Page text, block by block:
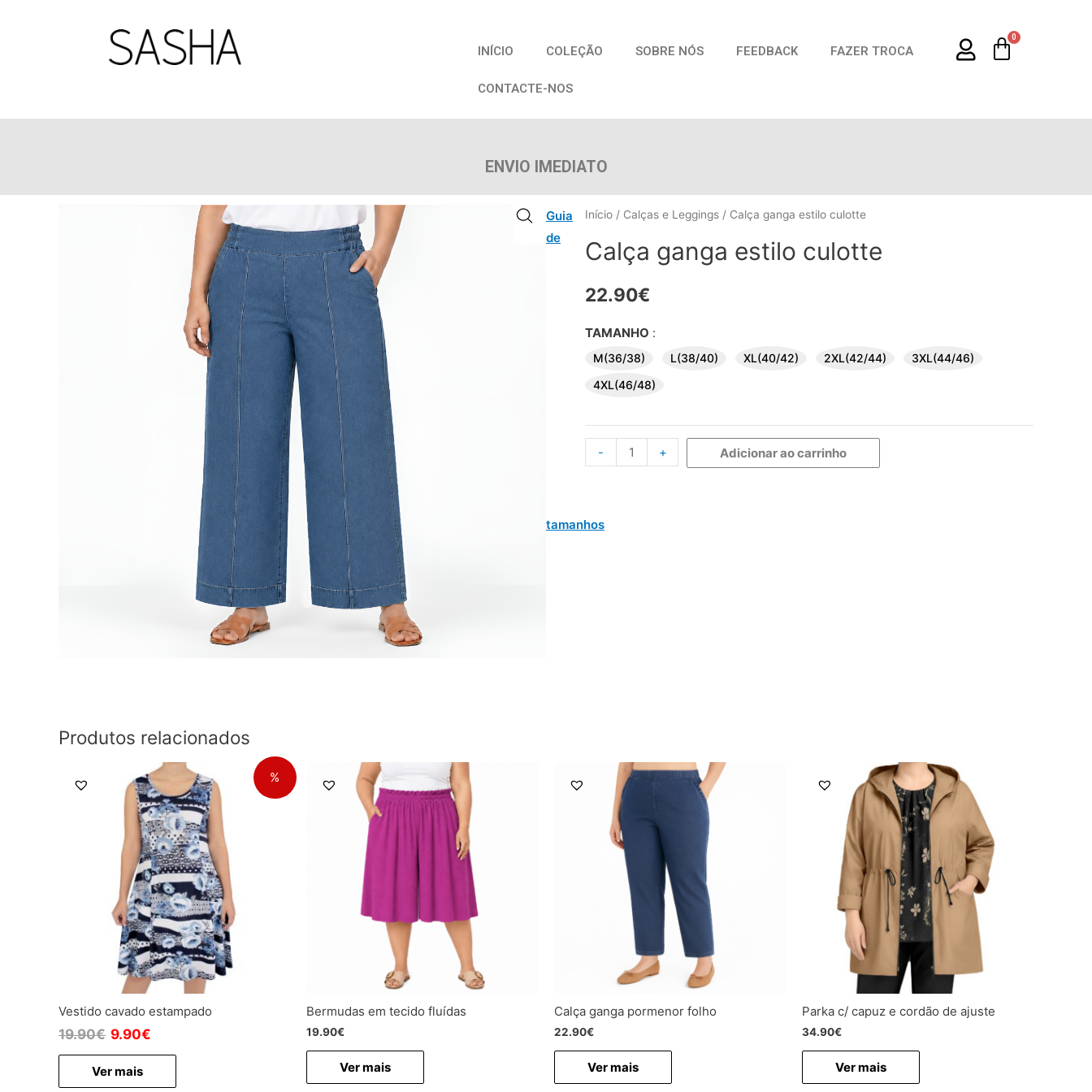
INÍCIO COLEÇÃO SOBRE NÓS FEEDBACK FAZER TROCA
CONTACTE-NOS
0
ENVIO IMEDIATO
Início / Calças e Leggings / Calça ganga estilo culotte
Calça ganga estilo culotte
22.90€
TAMANHO :
M(36/38) L(38/40) XL(40/42) 2XL(42/44)
3XL(44/46)
4XL(46/48)
- + Adicionar ao carrinho
Guia
de
tamanhos
Produtos relacionados
%
Vestido cavado estampado
19.90€ 9.90€
Ver mais
Bermudas em tecido fluídas
19.90€
Ver mais
Calça ganga pormenor folho
22.90€
Ver mais
Parka c/ capuz e cordão de ajuste
34.90€
Ver mais